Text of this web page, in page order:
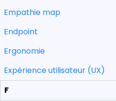
Empathie map
Endpoint
Ergonomie
Expérience utilisateur (UX)
F